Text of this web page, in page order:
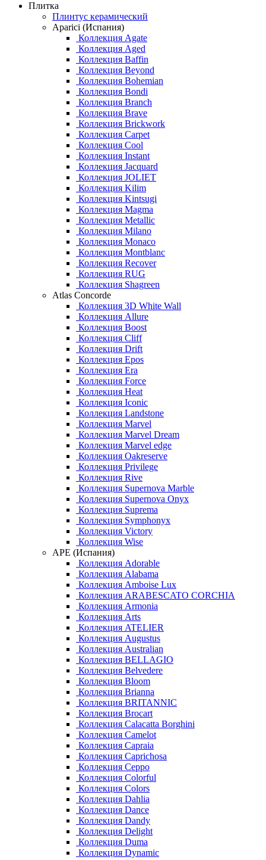
Плитка
Плинтус керамический
Aparici (Испания)
Коллекция Agate
Коллекция Aged
Коллекция Baffin
Коллекция Beyond
Коллекция Bohemian
Коллекция Bondi
Коллекция Branch
Коллекция Brave
Коллекция Brickwork
Коллекция Carpet
Коллекция Cool
Коллекция Instant
Коллекция Jacquard
Коллекция JOLIET
Коллекция Kilim
Коллекция Kintsugi
Коллекция Magma
Коллекция Metallic
Коллекция Milano
Коллекция Monaco
Коллекция Montblanc
Коллекция Recover
Коллекция RUG
Коллекция Shagreen
Atlas Concorde
Коллекция 3D White Wall
Коллекция Allure
Коллекция Boost
Коллекция Cliff
Коллекция Drift
Коллекция Epos
Коллекция Era
Коллекция Force
Коллекция Heat
Коллекция Iconic
Коллекция Landstone
Коллекция Marvel
Коллекция Marvel Dream
Коллекция Marvel edge
Коллекция Oakreserve
Коллекция Privilege
Коллекция Rive
Коллекция Supernova Marble
Коллекция Supernova Onyx
Коллекция Suprema
Коллекция Symphonyx
Коллекция Victory
Коллекция Wise
APE (Испания)
Коллекция Adorable
Коллекция Alabama
Коллекция Amboise Lux
Коллекция ARABESCATO CORCHIA
Коллекция Armonia
Коллекция Arts
Коллекция ATELIER
Коллекция Augustus
Коллекция Australian
Коллекция BELLAGIO
Коллекция Belvedere
Коллекция Bloom
Коллекция Brianna
Коллекция BRITANNIC
Коллекция Brocart
Коллекция Calacatta Borghini
Коллекция Camelot
Коллекция Capraia
Коллекция Caprichosa
Коллекция Ceppo
Коллекция Colorful
Коллекция Colors
Коллекция Dahlia
Коллекция Dance
Коллекция Dandy
Коллекция Delight
Коллекция Duma
Коллекция Dynamic